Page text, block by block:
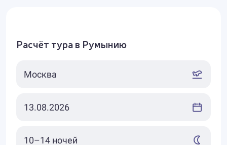
Расчёт тура в Румынию